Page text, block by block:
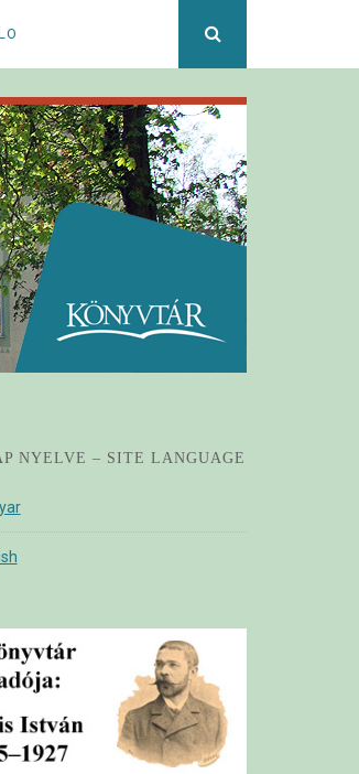
NYELVE – SITE LANGUAGE